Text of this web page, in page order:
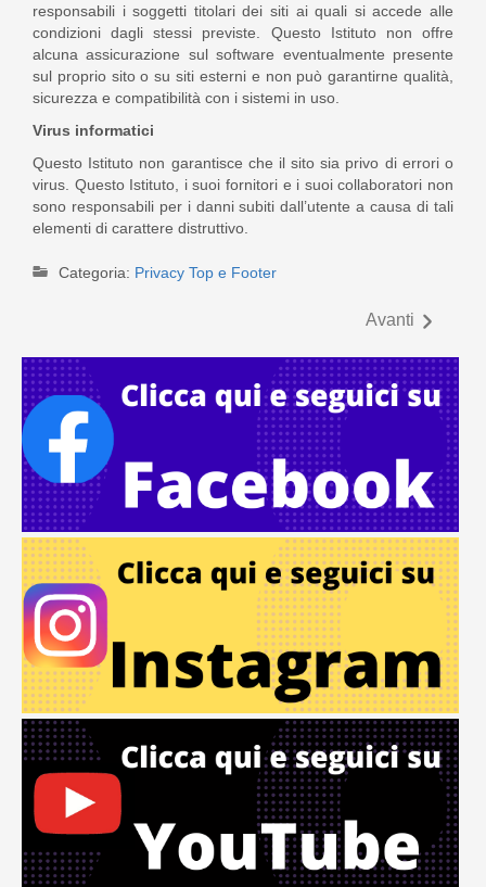
responsabili i soggetti titolari dei siti ai quali si accede alle
condizioni dagli stessi previste. Questo Istituto non offre
alcuna assicurazione sul software eventualmente presente
sul proprio sito o su siti esterni e non può garantirne qualità,
sicurezza e compatibilità con i sistemi in uso.
Virus informatici
Questo Istituto non garantisce che il sito sia privo di errori o
virus. Questo Istituto, i suoi fornitori e i suoi collaboratori non
sono responsabili per i danni subiti dall’utente a causa di tali
elementi di carattere distruttivo.
Categoria: Privacy Top e Footer
Avanti